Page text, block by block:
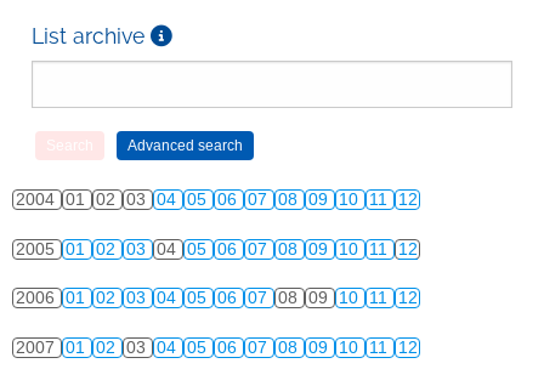
List archive
2004 01 02 03 04 05 06 07 08 09 10 11 12
2005 01 02 03 04 05 06 07 08 09 10 11 12
2006 01 02 03 04 05 06 07 08 09 10 11 12
2007 01 02 03 04 05 06 07 08 09 10 11 12